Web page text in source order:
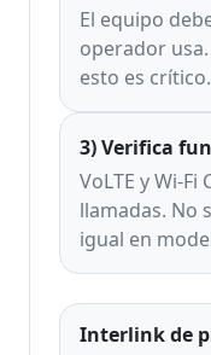
El equipo
operador
esto es crítico.
3) Verifica
VoLTE y Wi-
llamadas. No
igual en
Interlink de